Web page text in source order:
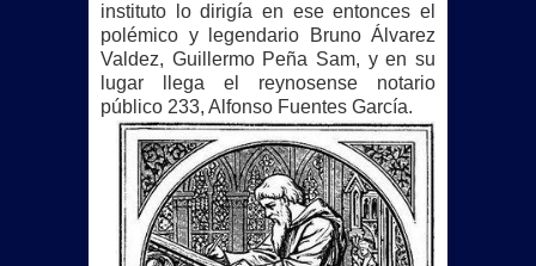
instituto lo dirigía en ese entonces el
polémico y legendario Bruno Álvarez
Valdez, Guillermo Peña Sam, y en su
lugar llega el reynosense notario
público 233, Alfonso Fuentes García.